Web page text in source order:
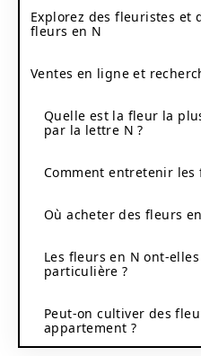
Explorez des fleuristes et
fleurs en N
Ventes en ligne et
Quelle est la fleur la
par la lettre N ?
Comment entretenir les
Où acheter des fleurs
Les fleurs en N ont-
particulière ?
Peut-on cultiver des
appartement ?